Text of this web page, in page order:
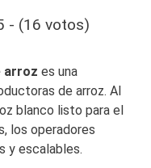
- (16 votos)
arroz es una
de arroz. Al
blanco listo para el
los operadores
y escalables.